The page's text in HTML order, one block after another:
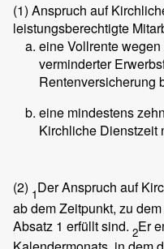
(1) Anspruch auf
leistungsberechtigte
eine Vollrente
verminderter
Rentenversicherung
eine mindestens
Kirchliche Dienstzeit
(2) 1Der Anspruch auf
ab dem Zeitpunkt, zu
Absatz 1 erfüllt sind. 2Er